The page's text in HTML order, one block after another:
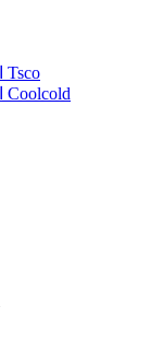
استند و پایه خنک کننده Tsco
استند و پایه خنک کننده Coolcold